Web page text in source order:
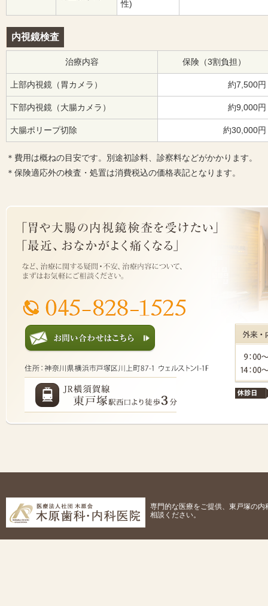
性)
内視鏡検査
治療内容 保険（3割負担）
上部内視鏡（胃カメラ） 約7,500円
下部内視鏡（大腸カメラ） 約9,000円
大腸ポリープ切除 約30,000円
＊費用は概ねの目安です。別途初診料、診察料などがかかります。
＊保険適応外の検査・処置は消費税込の価格表記となります。
専門的な医療をご提供、東戸塚の
相談ください。